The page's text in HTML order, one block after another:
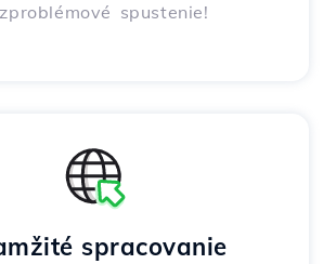
spustenie!
spracovanie